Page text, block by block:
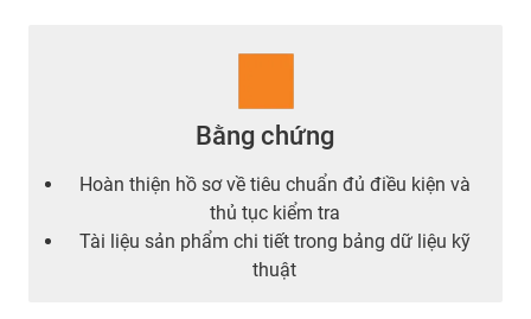
Bằng chứng
Hoàn thiện hồ sơ về tiêu chuẩn đủ điều kiện và
thủ tục kiểm tra
Tài liệu sản phẩm chi tiết trong bảng dữ liệu kỹ
thuật